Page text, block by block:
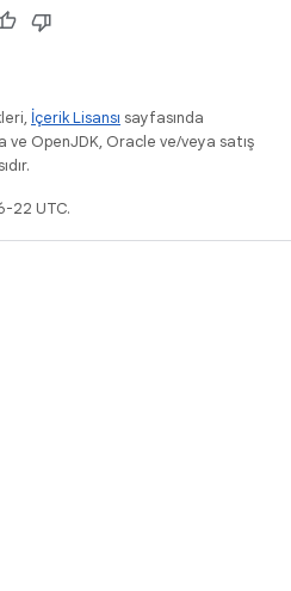
İçerik Lisansı sayfasında
ve OpenJDK, Oracle ve/veya satış
22 UTC.